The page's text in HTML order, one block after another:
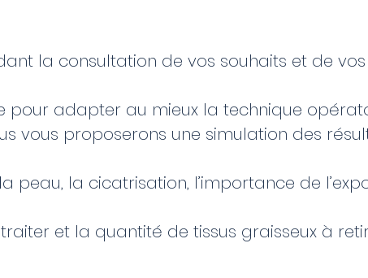
la consultation de vos souhaits et de
pour adapter au mieux la technique
vous proposerons une simulation des
la cicatrisation, l’importance de
et la quantité de tissus graisseux à